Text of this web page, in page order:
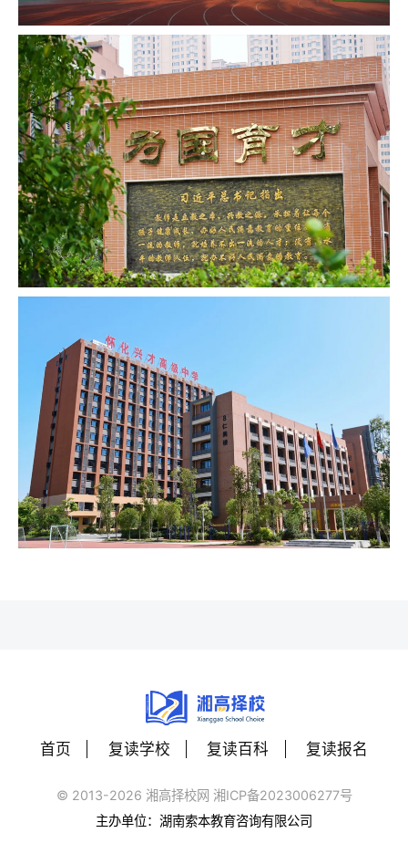
首页 复读学校 复读百科 复读报名
© 2013-2026 湘高择校网 湘ICP备2023006277号
主办单位：湖南索本教育咨询有限公司